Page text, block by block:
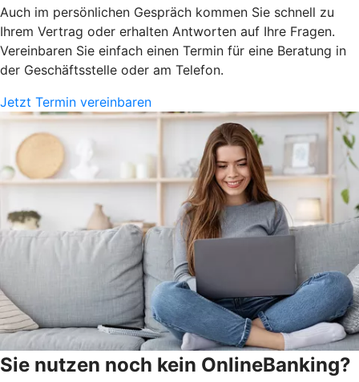
Auch im persönlichen Gespräch kommen Sie schnell zu
Ihrem Vertrag oder erhalten Antworten auf Ihre Fragen.
Vereinbaren Sie einfach einen Termin für eine Beratung in
der Geschäftsstelle oder am Telefon.
Jetzt Termin vereinbaren
Sie nutzen noch kein OnlineBanking?